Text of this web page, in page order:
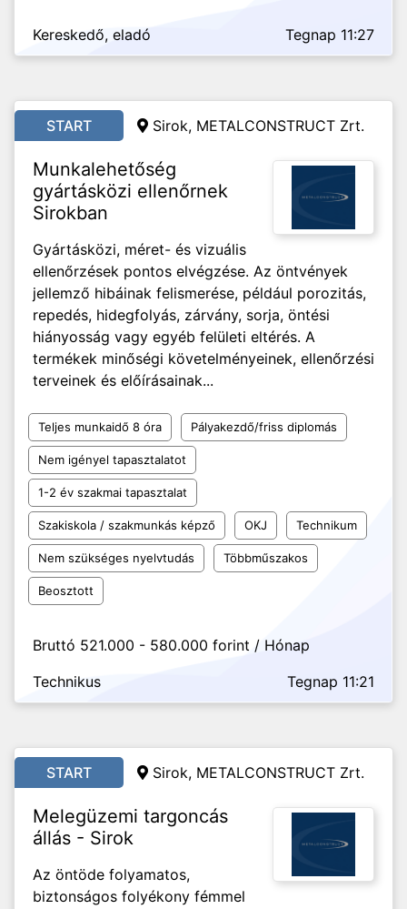
Kereskedő, eladó Tegnap 11:27
START Sirok, METALCONSTRUCT Zrt.
Munkalehetőség
gyártásközi ellenőrnek
Sirokban
Gyártásközi, méret- és vizuális
ellenőrzések pontos elvégzése. Az öntvények
jellemző hibáinak felismerése, például porozitás,
repedés, hidegfolyás, zárvány, sorja, öntési
hiányosság vagy egyéb felületi eltérés. A
termékek minőségi követelményeinek, ellenőrzési
terveinek és előírásainak...
Teljes munkaidő 8 óra Pályakezdő/friss diplomás
Nem igényel tapasztalatot
1-2 év szakmai tapasztalat
Szakiskola / szakmunkás képző OKJ Technikum
Nem szükséges nyelvtudás Többműszakos
Beosztott
Bruttó 521.000 - 580.000 forint / Hónap
Technikus
Tegnap 11:21
START Sirok, METALCONSTRUCT Zrt.
Melegüzemi targoncás
állás - Sirok
Az öntöde folyamatos,
biztonságos folyékony fémmel